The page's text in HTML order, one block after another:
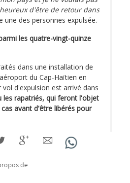
d'être de retour dans
une des personnes expulsée.
les quatre-vingt-quinze
dans une installation de
du Cap-Haïtien en
d'expulsion est arrivé dans
les rapatriés, qui feront l'objet
avant d'être libérés pour
de